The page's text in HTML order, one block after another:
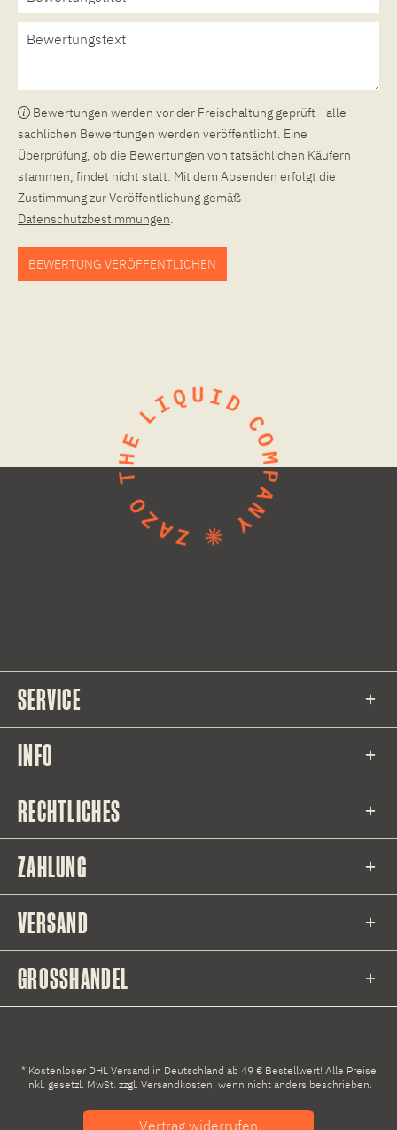
Bewertungen werden vor der Freischaltung geprüft - alle
sachlichen Bewertungen werden veröffentlicht. Eine
Überprüfung, ob die Bewertungen von tatsächlichen Käufern
stammen, findet nicht statt. Mit dem Absenden erfolgt die
Zustimmung zur Veröffentlichung gemäß
Datenschutzbestimmungen.
BEWERTUNG VERÖFFENTLICHEN
SERVICE
INFO
RECHTLICHES
ZAHLUNG
VERSAND
GROSSHANDEL
* Kostenloser DHL Versand in Deutschland ab 49 € Bestellwert! Alle Preise
inkl. gesetzl. MwSt. zzgl. Versandkosten, wenn nicht anders beschrieben.
Vertrag widerrufen